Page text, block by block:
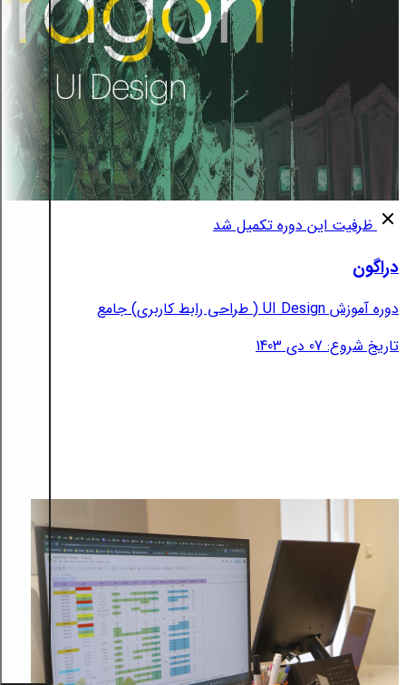
ظرفیت این دوره تکمیل شد
دراگون
دوره آموزش UI Design ( طراحی رابط کاربری) جامع
تاریخ شروع: 07 دی 1403